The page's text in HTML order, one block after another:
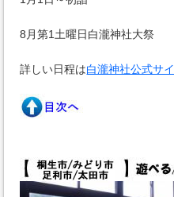
8月第1土曜日白瀧神社大祭
詳しい日程は白瀧神社公式サイ